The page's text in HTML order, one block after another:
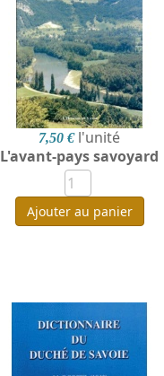
7,50 € l'unité
L'avant-pays savoyard
Ajouter au panier